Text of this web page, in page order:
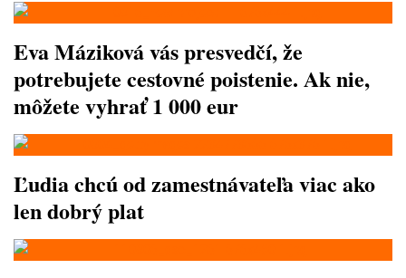
Eva Máziková vás presvedčí, že
potrebujete cestovné poistenie. Ak nie,
môžete vyhrať 1 000 eur
Ľudia chcú od zamestnávateľa viac ako
len dobrý plat